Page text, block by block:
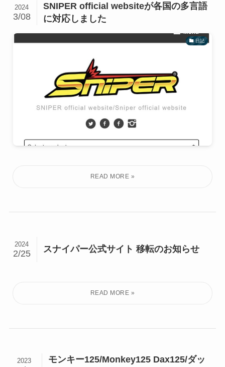
SNIPER official websiteが各国の多言語
に対応しました
2024
3/08
日記
スナイパー公式サイト 移転のお知らせ
2024
2/25
モンキー125/Monkey125 Dax125/ダッ
2023